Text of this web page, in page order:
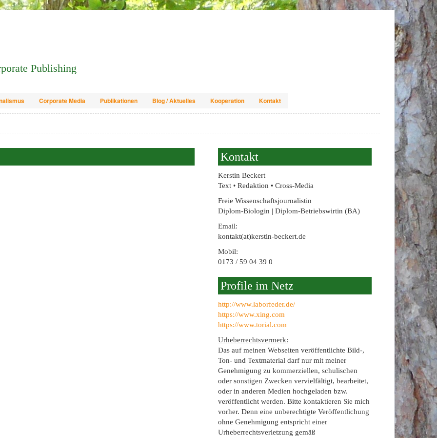
Publishing
Corporate Media Publikationen Blog / Aktuelles Kooperation Kontakt
Kontakt
Kerstin Beckert
Text • Redaktion • Cross-Media
Freie Wissenschaftsjournalistin
Diplom-Biologin | Diplom-Betriebswirtin (BA)
Email:
kontakt(at)kerstin-beckert.de
Mobil:
0173 / 59 04 39 0
Profile im Netz
http://www.laborfeder.de/
https://www.xing.com
https://www.torial.com
Urheberrechtsvermerk:
Das auf meinen Webseiten veröffentlichte Bild-,
Ton- und Textmaterial darf nur mit meiner
Genehmigung zu kommerziellen, schulischen
oder sonstigen Zwecken vervielfältigt, bearbeitet,
oder in anderen Medien hochgeladen bzw.
veröffentlicht werden. Bitte kontaktieren Sie mich
vorher. Denn eine unberechtigte Veröffentlichung
ohne Genehmigung entspricht einer
Urheberrechtsverletzung gemäß